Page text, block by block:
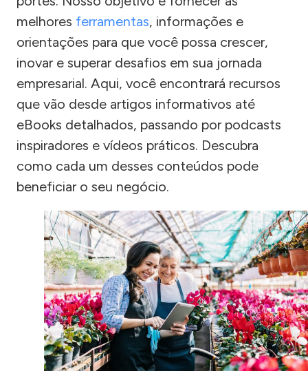
melhores ferramentas, informações e
orientações para que você possa crescer,
inovar e superar desafios em sua jornada
empresarial. Aqui, você encontrará recursos
que vão desde artigos informativos até
eBooks detalhados, passando por podcasts
inspiradores e vídeos práticos. Descubra
como cada um desses conteúdos pode
beneficiar o seu negócio.